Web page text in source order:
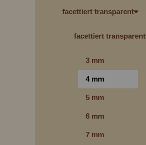
facettiert transparent
facettiert transparent
3 mm
4 mm
5 mm
6 mm
7 mm